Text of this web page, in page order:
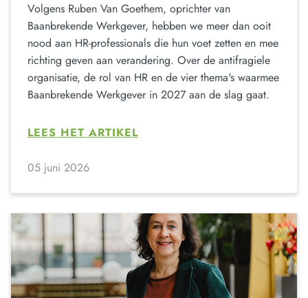
Volgens Ruben Van Goethem, oprichter van
Baanbrekende Werkgever, hebben we meer dan ooit
nood aan HR-professionals die hun voet zetten en mee
richting geven aan verandering. Over de antifragiele
organisatie, de rol van HR en de vier thema's waarmee
Baanbrekende Werkgever in 2027 aan de slag gaat.
LEES HET ARTIKEL
05 juni 2026